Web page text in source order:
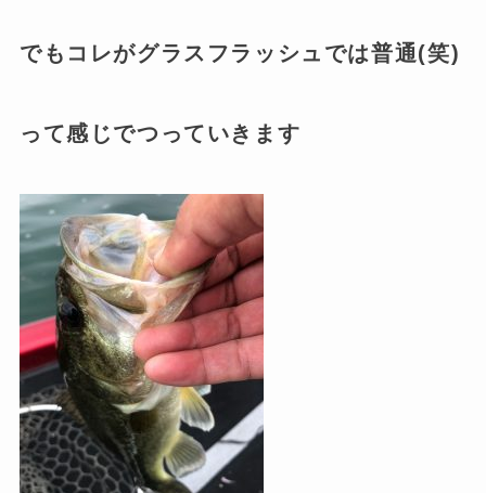
でもコレがグラスフラッシュでは普通(笑)
って感じでつっていきます